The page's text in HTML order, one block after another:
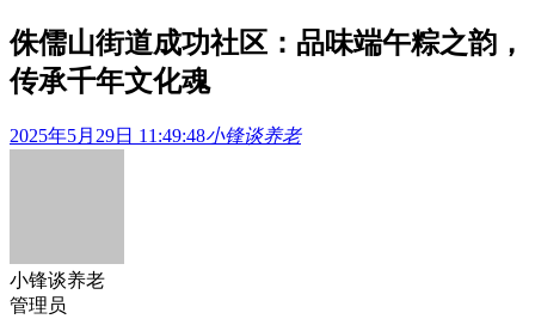
侏儒山街道成功社区：品味端午粽之韵，
传承千年文化魂
2025年5月29日 11:49:48小锋谈养老
小锋谈养老
管理员